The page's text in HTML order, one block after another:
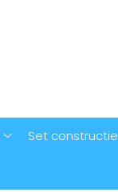
Set constructie